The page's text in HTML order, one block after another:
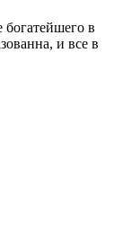
в
и все в